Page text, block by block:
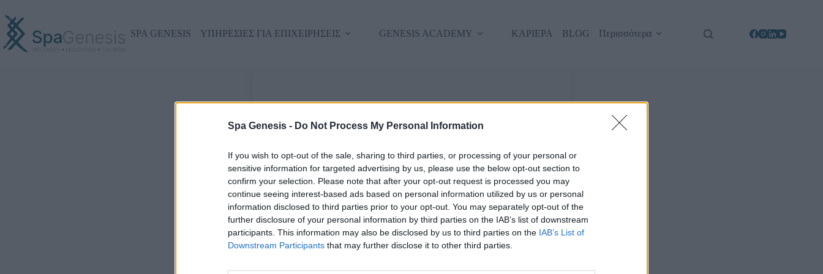
Spa Genesis - Do Not Process My Personal Information
If you wish to opt-out of the sale, sharing to third parties, or processing of your personal or
sensitive information for targeted advertising by us, please use the below opt-out section to
confirm your selection. Please note that after your opt-out request is processed you may
continue seeing interest-based ads based on personal information utilized by us or personal
information disclosed to third parties prior to your opt-out. You may separately opt-out of the
further disclosure of your personal information by third parties on the IAB’s list of downstream
participants. This information may also be disclosed by us to third parties on the IAB’s List of
Downstream Participants that may further disclose it to other third parties.
SPA GENESIS ΥΠΗΡΕΣΙΕΣ ΓΙΑ ΕΠΙΧΕΙΡΗΣΕΙΣ GENESIS ACADEMY ΚΑΡΙΕΡΑ BLOG Περισσότερα
Κρατήστε με συνδεδεμένο/η Forgot Password?